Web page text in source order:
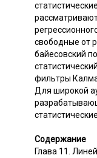
свободные от
байесовский
фильтры
Для широкой
Содержание
Глава 11.